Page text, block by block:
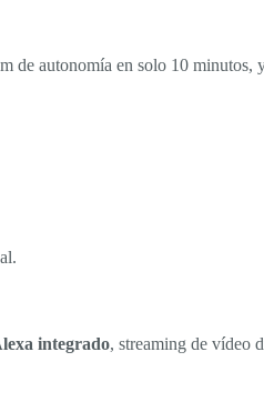
de autonomía en solo 10
integrado, streaming de vídeo